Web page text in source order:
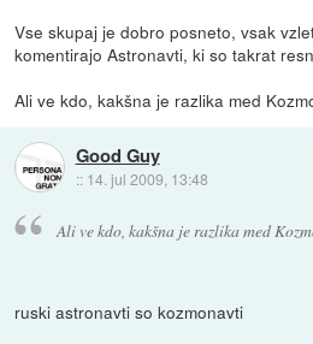
Vse skupaj je dobro posneto, vsak
komentirajo Astronavti, ki so takrat
Ali ve kdo, kakšna je razlika med
Good Guy
:: 14. jul 2009, 13:48
Ali ve kdo, kakšna je razlika med
ruski astronavti so kozmonavti